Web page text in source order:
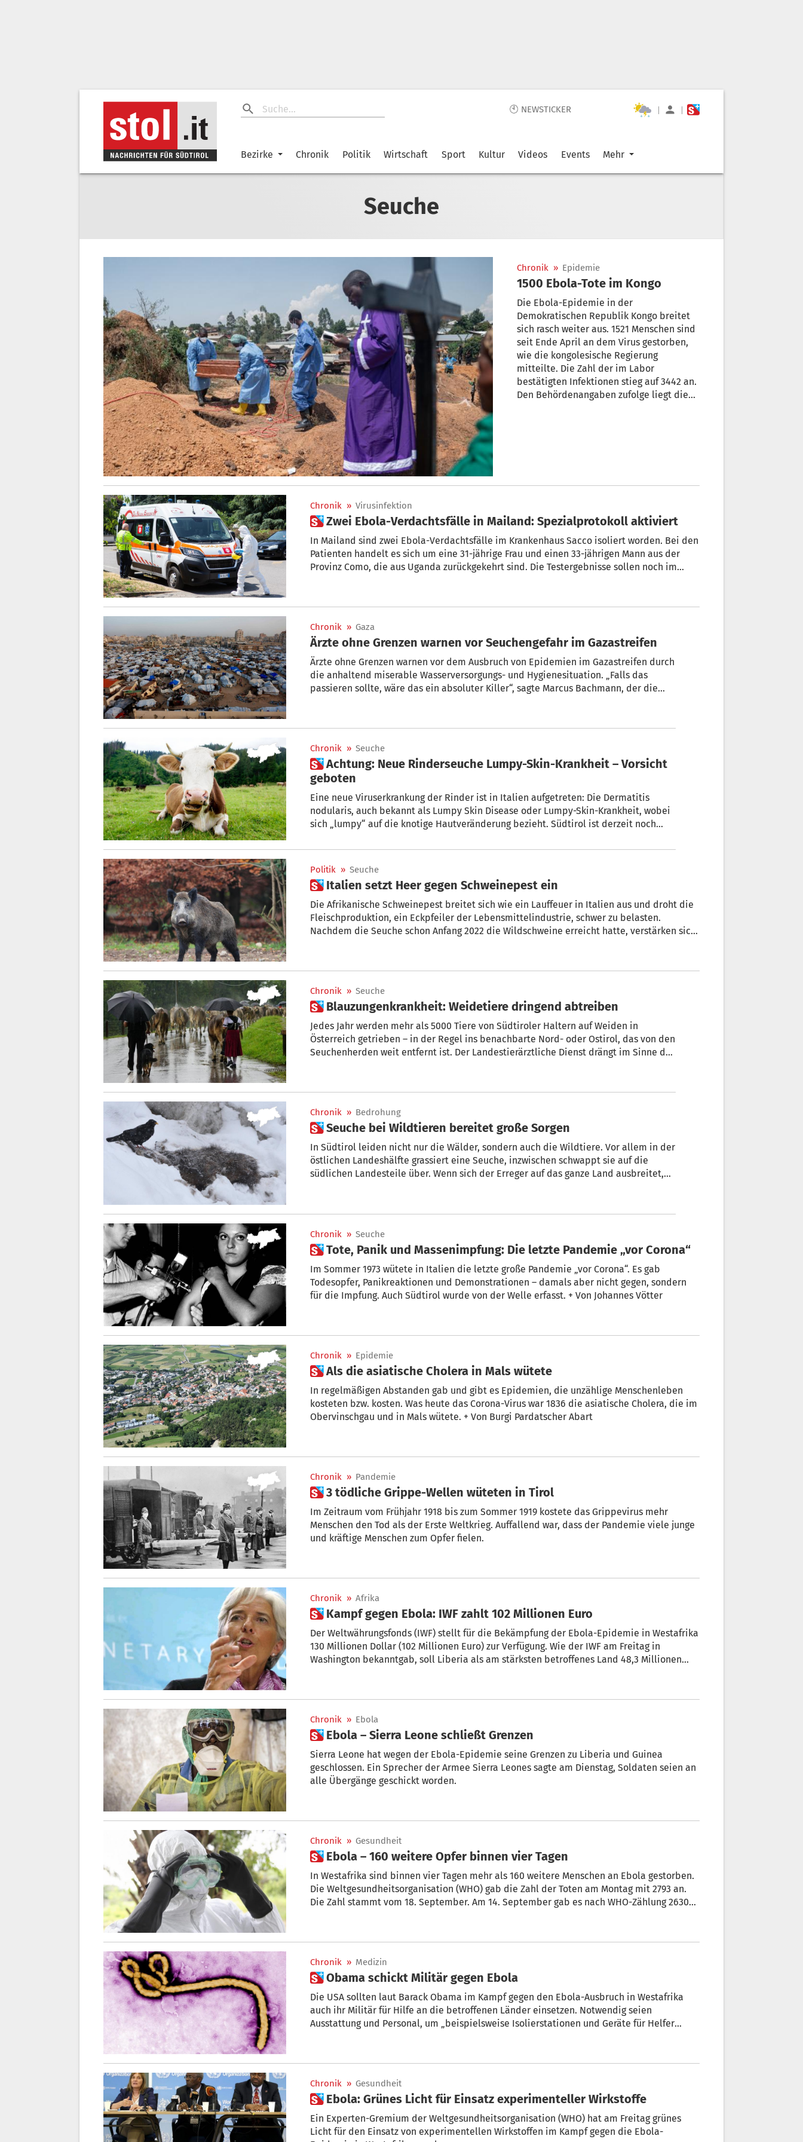
🕙 NEWSTICKER | |
Bezirke Chronik Politik Wirtschaft Sport Kultur Videos Events Mehr
Seuche
Chronik » Epidemie
1500 Ebola-Tote im Kongo
Die Ebola-Epidemie in der
Demokratischen Republik Kongo breitet
sich rasch weiter aus. 1521 Menschen sind
seit Ende April an dem Virus gestorben,
wie die kongolesische Regierung
mitteilte. Die Zahl der im Labor
bestätigten Infektionen stieg auf 3442 an.
Den Behördenangaben zufolge liegt die
Chronik » Virusinfektion
 Zwei Ebola-Verdachtsfälle in Mailand: Spezialprotokoll aktiviert
In Mailand sind zwei Ebola-Verdachtsfälle im Krankenhaus Sacco isoliert worden. Bei den
Patienten handelt es sich um eine 31-jährige Frau und einen 33-jährigen Mann aus der
Provinz Como, die aus Uganda zurückgekehrt sind. Die Testergebnisse sollen noch im
Chronik » Gaza
Ärzte ohne Grenzen warnen vor Seuchengefahr im Gazastreifen
Ärzte ohne Grenzen warnen vor dem Ausbruch von Epidemien im Gazastreifen durch
die anhaltend miserable Wasserversorgungs- und Hygienesituation. „Falls das
passieren sollte, wäre das ein absoluter Killer“, sagte Marcus Bachmann, der die
Gesundheitsversorgung in Gaza kaum verbessert; Israel limitiere sie weiter
Chronik » Seuche
 Achtung: Neue Rinderseuche Lumpy-Skin-Krankheit – Vorsicht
geboten
Eine neue Viruserkrankung der Rinder ist in Italien aufgetreten: Die Dermatitis
nodularis, auch bekannt als Lumpy Skin Disease oder Lumpy-Skin-Krankheit, wobei
sich „lumpy“ auf die knotige Hautveränderung bezieht. Südtirol ist derzeit noch
Politik » Seuche
 Italien setzt Heer gegen Schweinepest ein
Die Afrikanische Schweinepest breitet sich wie ein Lauffeuer in Italien aus und droht die
Fleischproduktion, ein Eckpfeiler der Lebensmittelindustrie, schwer zu belasten.
Nachdem die Seuche schon Anfang 2022 die Wildschweine erreicht hatte, verstärken sich
November das Militär ein.
Chronik » Seuche
 Blauzungenkrankheit: Weidetiere dringend abtreiben
Jedes Jahr werden mehr als 5000 Tiere von Südtiroler Haltern auf Weiden in
Österreich getrieben – in der Regel ins benachbarte Nord- oder Ostirol, das von den
Seuchenherden weit entfernt ist. Der Landestierärztliche Dienst drängt im Sinne der
Chronik » Bedrohung
 Seuche bei Wildtieren bereitet große Sorgen
In Südtirol leiden nicht nur die Wälder, sondern auch die Wildtiere. Vor allem in der
östlichen Landeshälfte grassiert eine Seuche, inzwischen schwappt sie auf die
südlichen Landesteile über. Wenn sich der Erreger auf das ganze Land ausbreitet,
Chronik » Seuche
 Tote, Panik und Massenimpfung: Die letzte Pandemie „vor Corona“
Im Sommer 1973 wütete in Italien die letzte große Pandemie „vor Corona“. Es gab
Todesopfer, Panikreaktionen und Demonstrationen – damals aber nicht gegen, sondern
für die Impfung. Auch Südtirol wurde von der Welle erfasst. + Von Johannes Vötter
Chronik » Epidemie
 Als die asiatische Cholera in Mals wütete
In regelmäßigen Abstanden gab und gibt es Epidemien, die unzählige Menschenleben
kosteten bzw. kosten. Was heute das Corona-Virus war 1836 die asiatische Cholera, die im
Obervinschgau und in Mals wütete. + Von Burgi Pardatscher Abart
Chronik » Pandemie
 3 tödliche Grippe-Wellen wüteten in Tirol
Im Zeitraum vom Frühjahr 1918 bis zum Sommer 1919 kostete das Grippevirus mehr
Menschen den Tod als der Erste Weltkrieg. Auffallend war, dass der Pandemie viele junge
und kräftige Menschen zum Opfer fielen.
Chronik » Afrika
 Kampf gegen Ebola: IWF zahlt 102 Millionen Euro
Der Weltwährungsfonds (IWF) stellt für die Bekämpfung der Ebola-Epidemie in Westafrika
130 Millionen Dollar (102 Millionen Euro) zur Verfügung. Wie der IWF am Freitag in
Washington bekanntgab, soll Liberia als am stärksten betroffenes Land 48,3 Millionen
Chronik » Ebola
 Ebola – Sierra Leone schließt Grenzen
Sierra Leone hat wegen der Ebola-Epidemie seine Grenzen zu Liberia und Guinea
geschlossen. Ein Sprecher der Armee Sierra Leones sagte am Dienstag, Soldaten seien an
alle Übergänge geschickt worden.
Chronik » Gesundheit
 Ebola – 160 weitere Opfer binnen vier Tagen
In Westafrika sind binnen vier Tagen mehr als 160 weitere Menschen an Ebola gestorben.
Die Weltgesundheitsorganisation (WHO) gab die Zahl der Toten am Montag mit 2793 an.
Die Zahl stammt vom 18. September. Am 14. September gab es nach WHO-Zählung 2630
Chronik » Medizin
 Obama schickt Militär gegen Ebola
Die USA sollten laut Barack Obama im Kampf gegen den Ebola-Ausbruch in Westafrika
auch ihr Militär für Hilfe an die betroffenen Länder einsetzen. Notwendig seien
Ausstattung und Personal, um „beispielsweise Isolierstationen und Geräte für Helfer
Chronik » Gesundheit
 Ebola: Grünes Licht für Einsatz experimenteller Wirkstoffe
Ein Experten-Gremium der Weltgesundheitsorganisation (WHO) hat am Freitag grünes
Licht für den Einsatz von experimentellen Wirkstoffen im Kampf gegen die Ebola-